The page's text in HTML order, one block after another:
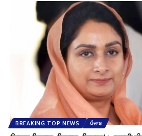
BREAKING TOP NEWS ਪੰਜਾਬ